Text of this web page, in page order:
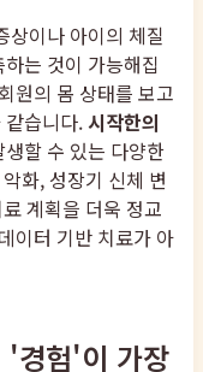
상이나 아이의 체질
는 것이 가능해집
원의 몸 상태를 보고
습니다.시작한의
할 수 있는 다양한
화, 성장기 신체 변
계획을 더욱 정교
이터 기반 치료가 아
'경험'이 가장